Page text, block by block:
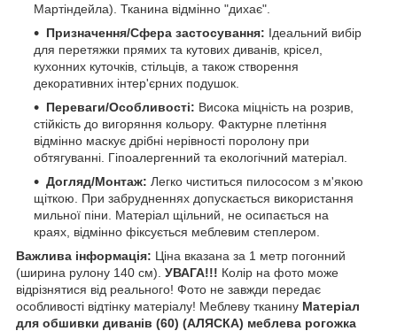
Мартіндейла). Тканина відмінно "дихає".
Призначення/Сфера застосування: Ідеальний вибір
для перетяжки прямих та кутових диванів, крісел,
кухонних куточків, стільців, а також створення
декоративних інтер'єрних подушок.
Переваги/Особливості: Висока міцність на розрив,
стійкість до вигоряння кольору. Фактурне плетіння
відмінно маскує дрібні нерівності поролону при
обтягуванні. Гіпоалергенний та екологічний матеріал.
Догляд/Монтаж: Легко чиститься пилососом з м'якою
щіткою. При забрудненнях допускається використання
мильної піни. Матеріал щільний, не осипається на
краях, відмінно фіксується меблевим степлером.
Важлива інформація: Ціна вказана за 1 метр погонний
(ширина рулону 140 см). УВАГА!!! Колір на фото може
відрізнятися від реального! Фото не завжди передає
особливості відтінку матеріалу! Меблеву тканину Матеріал
для обшивки диванів (60) (АЛЯСКА) меблева рогожка